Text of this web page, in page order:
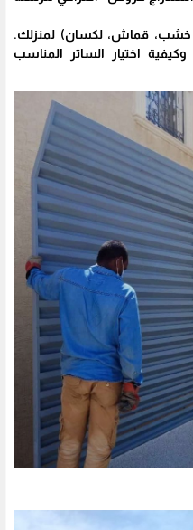
خشب، قماش، لكسان) لمنزلك.
اختيار الساتر المناسب